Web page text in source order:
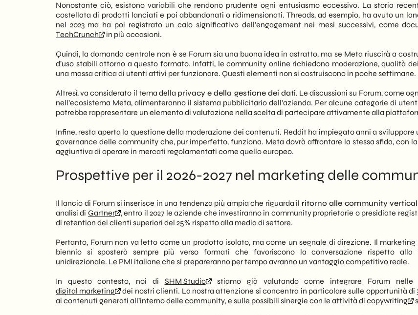
Nonostante ciò, esistono variabili che rendono prudente ogni entusiasmo eccessivo. La storia
costellata di prodotti lanciati e poi abbandonati o ridimensionati. Threads, ad esempio, ha avuto un
nel 2023 ma ha poi registrato un calo significativo dell’engagement nei mesi successivi, come
TechCrunch
in più occasioni.
Quindi, la domanda centrale non è se Forum sia una buona idea in astratto, ma se Meta riuscirà a
d’uso stabili attorno a questo formato. Infatti, le community online richiedono moderazione, qualità
una massa critica di utenti attivi per funzionare. Questi elementi non si costruiscono in poche settimane.
Altresì, va considerato il tema della privacy e della gestione dei dati. Le discussioni su Forum, come
nell’ecosistema Meta, alimenteranno il sistema pubblicitario dell’azienda. Per alcune categorie di
potrebbe rappresentare un elemento di valutazione nella scelta di partecipare attivamente alla
Infine, resta aperta la questione della moderazione dei contenuti. Reddit ha impiegato anni a sviluppare
governance delle community che, pur imperfetto, funziona. Meta dovrà affrontare la stessa sfida, con
aggiuntiva di operare in mercati regolamentati come quello europeo.
Prospettive per il 2026-2027 nel marketing delle
Il lancio di Forum si inserisce in una tendenza più ampia che riguarda il ritorno alle community
analisi di Gartner
, entro il 2027 le aziende che investiranno in community proprietarie o presidiate
di retention dei clienti superiori del 25% rispetto alla media di settore.
Pertanto, Forum non va letto come un prodotto isolato, ma come un segnale di direzione. Il marketing
biennio si sposterà sempre più verso formati che favoriscono la conversazione rispetto alla
unidirezionale. Le PMI italiane che si prepareranno per tempo avranno un vantaggio competitivo reale.
In questo contesto, noi di SHM Studio
stiamo già valutando come integrare Forum nelle
digital marketing
dei nostri clienti. La nostra attenzione si concentra in particolare sulle opportunità di
ai contenuti generati all’interno delle community, e sulle possibili sinergie con le attività di copywriting